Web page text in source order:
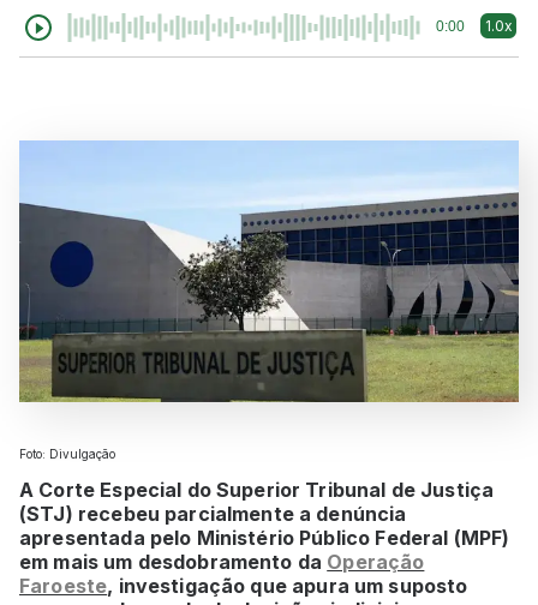
0:00 1.0x
Foto: Divulgação
A Corte Especial do Superior Tribunal de Justiça
(STJ) recebeu parcialmente a denúncia
apresentada pelo Ministério Público Federal (MPF)
em mais um desdobramento da Operação
Faroeste, investigação que apura um suposto